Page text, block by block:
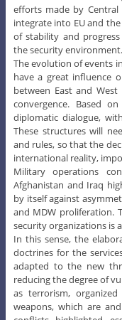
efforts made by Central
integrate into EU and
of stability and
the security environment.
The evolution of events
have a great influence
between East and
convergence. Based
diplomatic dialogue,
These structures will
and rules, so that the
international reality,
Military operations
Afghanistan and Iraq
by itself against
and MDW proliferation.
security organizations is
In this sense, the
doctrines for the
adapted to the new
reducing the degree of
as terrorism,
weapons, which are